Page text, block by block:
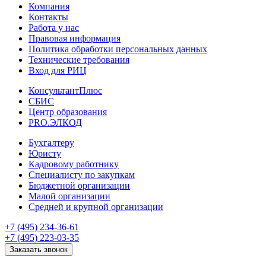
Компания
Контакты
Работа у нас
Правовая информация
Политика обработки персональных данных
Технические требования
Вход для РИЦ
КонсультантПлюс
СБИС
Центр образования
PRO.ЭЛКОД
Бухгалтеру
Юристу
Кадровому работнику
Специалисту по закупкам
Бюджетной организации
Малой организации
Средней и крупной организации
+7 (495) 234-36-61
+7 (495) 223-03-35
Заказать звонок